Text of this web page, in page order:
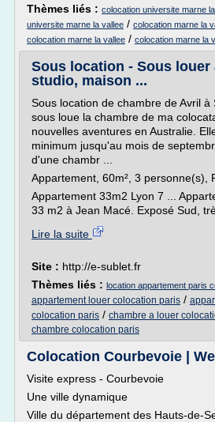
Thèmes liés : colocation universite marne
universite marne la vallee / colocation marne la
colocation marne la vallee / colocation marne la
Sous location - Sous louer
studio, maison ...
Sous location de chambre de Avril à
sous loue la chambre de ma
nouvelles aventures en Australie.
minimum jusqu'au mois de
d'une chambr ...
Appartement, 60m², 3 personne(s),
Appartement 33m2 Lyon 7 ...
33 m2 à Jean Macé. Exposé Sud,
Lire la suite
Site : http://e-sublet.fr
Thèmes liés : location appartement paris
appartement louer colocation paris /
colocation paris / chambre a louer
chambre colocation paris
Colocation Courbevoie |
Visite express - Courbevoie
Une ville dynamique
Ville du département des Hauts-de-